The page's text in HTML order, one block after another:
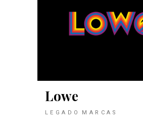
Lowe
LEGADO MARCAS